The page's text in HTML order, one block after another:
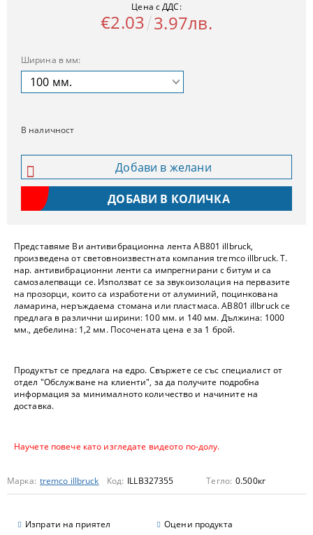
Представяме Ви антивибрационна лента AB801 illbruck,
произведена от световноизвестната компания tremco illbruck. Т.
нар. антивибрационни ленти са импрегнирани с битум и са
самозалепващи се. Използват се за звукоизолация на первазите
на прозорци, които са изработени от алуминий, поцинкована
ламарина, неръждаема стомана или пластмаса. AB801 illbruck се
предлага в различни ширини: 100 мм. и 140 мм. Дължина: 1000
мм., дебелина: 1,2 мм. Посочената цена е за 1 брой.
Продуктът се предлага на едро. Свържете се със специалист от
отдел "Обслужване на клиенти", за да получите подробна
информация за минималното количество и начините на
доставка.
Научете повече като изгледате видеото по-долу.
Марка: tremco illbruck Код: ILLB327355 Тегло: 0.500кг
Изпрати на приятел Оцени продукта
Цена с ДДС:
€2.03 3.97лв.
Ширина в мм:
В наличност
Добави в желани